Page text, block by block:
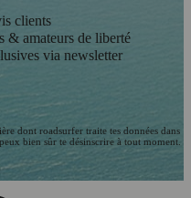
clients
& amateurs de liberté
via newsletter
dont roadsurfer traite tes données dans
peux bien sûr te désinscrire à tout moment.